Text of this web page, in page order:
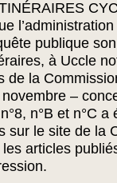
publique
à Uccle
de la
novembre –
n°B et n°C
sur le site de la
articles